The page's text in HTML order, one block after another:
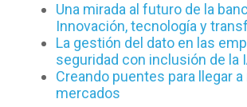
Una mirada al futuro de la
Innovación, tecnología y
La gestión del dato en las
seguridad con inclusión de la
Creando puentes para llegar
mercados